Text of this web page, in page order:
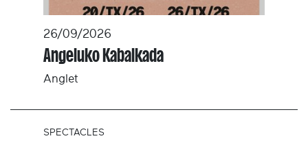
26/09/2026
Angeluko Kabalkada
Anglet
SPECTACLES